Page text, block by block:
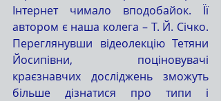
Інтернет чимало вподобайок. Її
автором є наша колега – Т. Й. Січко.
Переглянувши відеолекцію Тетяни
Йосипівни, поціновувачі
краєзнавчих досліджень зможуть
більше дізнатися про типи і